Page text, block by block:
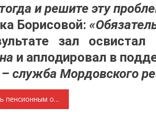
и решите эту
Борисовой:
зал
и аплодировал в
служба Мордовского
и «Единой России» С предвыборной встречи на улице Севастопольской г.Саранска